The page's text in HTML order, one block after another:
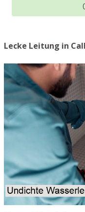
Lecke Leitung in